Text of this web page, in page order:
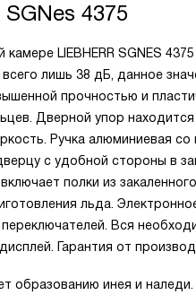
4375
LIEBHERR SGNES
лишь 38 дБ, данное
прочностью и
Дверной упор
Ручка алюминиевая
с удобной стороны в
полки из
льда.
Вся
Гарантия от
образованию инея и